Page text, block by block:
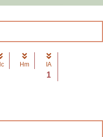
Hm IA
1